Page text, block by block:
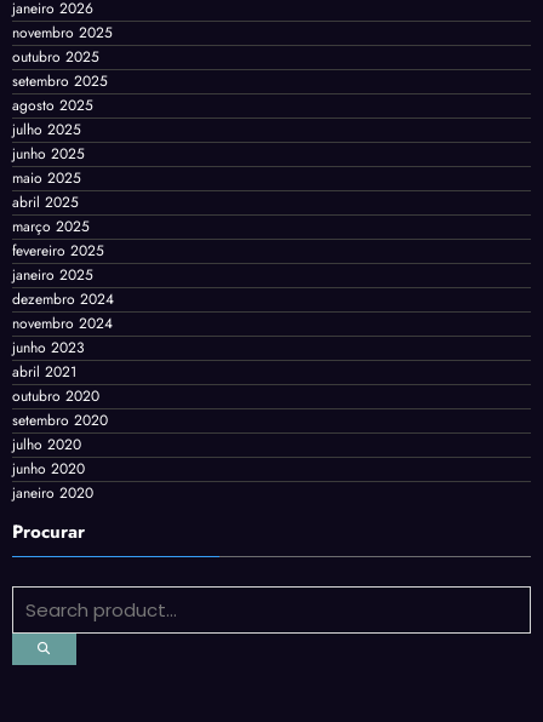
janeiro 2026
novembro 2025
outubro 2025
setembro 2025
agosto 2025
julho 2025
junho 2025
maio 2025
abril 2025
março 2025
fevereiro 2025
janeiro 2025
dezembro 2024
novembro 2024
junho 2023
abril 2021
outubro 2020
setembro 2020
julho 2020
junho 2020
janeiro 2020
Procurar